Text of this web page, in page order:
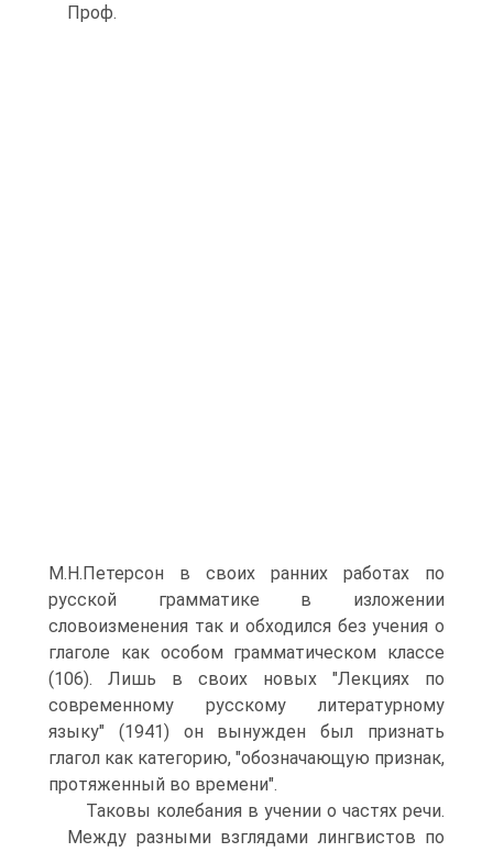
Проф.
М.Н.Петерсон в своих ранних работах по
русской грамматике в изложении
словоизменения так и обходился без учения о
глаголе как особом грамматическом классе
(106). Лишь в своих новых "Лекциях по
современному русскому литературному
языку" (1941) он вынужден был признать
глагол как категорию, "обозначающую признак,
протяженный во времени".
Таковы колебания в учении о частях речи.
Между разными взглядами лингвистов по